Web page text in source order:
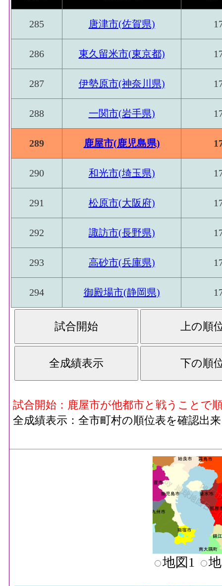
285 唐津市(佐賀県)
286 東久留米市(東京都)
287 伊勢原市(神奈川県)
288 一関市(岩手県)
289 鹿屋市(鹿児島県)
290 和光市(埼玉県)
291 松原市(大阪府)
292 諏訪市(長野県)
293 高砂市(兵庫県)
294 御殿場市(静岡県)
試合開始：鹿屋市が他都市と戦うことで
全成績表示：全市町村の順位表を確認出
地図1